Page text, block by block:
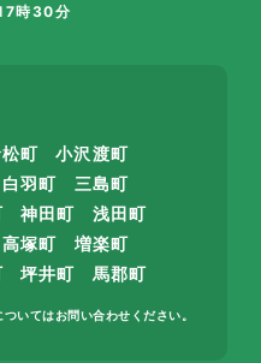
時30分
町
小沢渡町
白羽町
三島町
神田町
浅田町
高塚町
増楽町
坪井町 馬郡町
いてはお問い合わせください。